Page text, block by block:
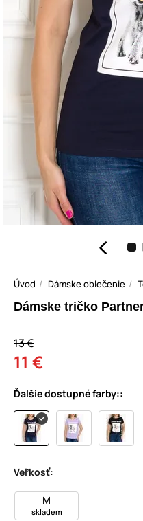
Úvod Dámske oblečenie
Dámske tričko
13 €
11 €
Ďalšie dostupné farby::
Veľkosť:
M
skladem